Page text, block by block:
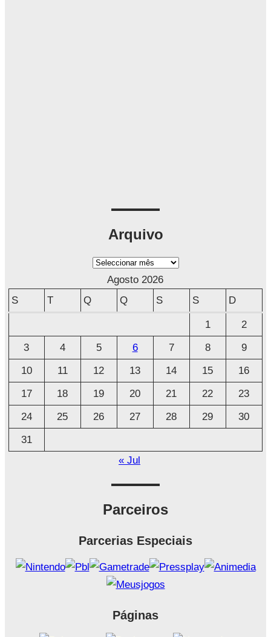
Arquivo
A
v
o
Agosto 2026
S
T Q Q S S D
1
2
3
4 5 6 7 8
9
10
11 12 13 14 15
16
17
18 19 20 21 22
23
24
25 26 27 28 29
30
31
« Jul
Parceiros
Parcerias Especiais
Páginas